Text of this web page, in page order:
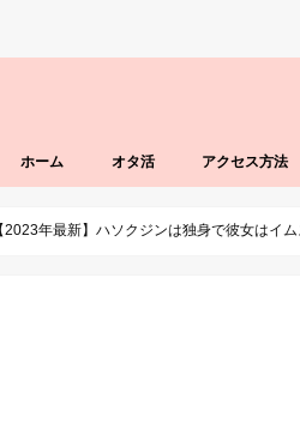
ホーム オタ活 アクセス方法
2023年最新】ハソクジンは独身で彼女はイ